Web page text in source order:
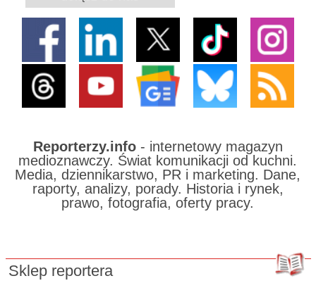
Reporterzy.info- internetowy magazyn
medioznawczy. Świat komunikacji od kuchni.
Media, dziennikarstwo, PR i marketing. Dane,
raporty, analizy, porady. Historia i rynek,
prawo, fotografia, oferty pracy.
Sklep reportera